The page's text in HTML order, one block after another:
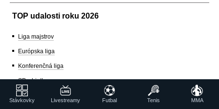
TOP udalosti roku 2026
Liga majstrov
Európska liga
Konferenčná liga
SP v biatlone
SP v zjazdovom lyžovaní
Stávkovky Livestreamy Futbal Tenis MMA